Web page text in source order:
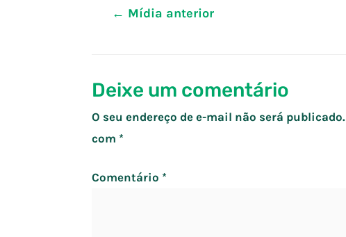
Navegação
← Mídia anterior
Deixe um comentário
O seu endereço de e-mail não será publicado.
com *
Comentário *